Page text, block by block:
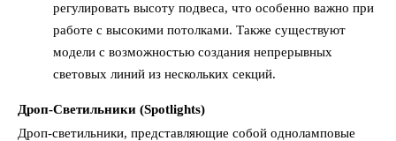
регулировать высоту подвеса, что особенно важно при
работе с высокими потолками. Также существуют
модели с возможностью создания непрерывных
световых линий из нескольких секций.
Дроп-Светильники (Spotlights)
Дроп-светильники, представляющие собой одноламповые